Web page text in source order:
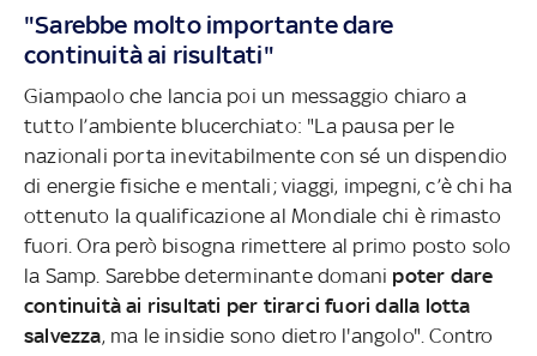
"Sarebbe molto importante dare
continuità ai risultati"
Giampaolo che lancia poi un messaggio chiaro a
tutto l’ambiente blucerchiato: "La pausa per le
nazionali porta inevitabilmente con sé un dispendio
di energie fisiche e mentali; viaggi, impegni, c’è chi ha
ottenuto la qualificazione al Mondiale chi è rimasto
fuori. Ora però bisogna rimettere al primo posto solo
la Samp. Sarebbe determinante domani poter dare
continuità ai risultati per tirarci fuori dalla lotta
salvezza, ma le insidie sono dietro l'angolo". Contro